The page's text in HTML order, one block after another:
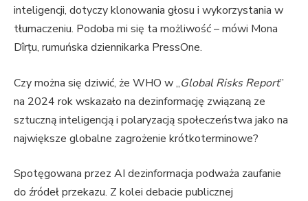
inteligencji, dotyczy klonowania głosu i wykorzystania w
tłumaczeniu. Podoba mi się ta możliwość – mówi Mona
Dîrțu, rumuńska dziennikarka PressOne.
Czy można się dziwić, że WHO w „Global Risks Report”
na 2024 rok wskazało na dezinformację związaną ze
sztuczną inteligencją i polaryzacją społeczeństwa jako na
największe globalne zagrożenie krótkoterminowe?
Spotęgowana przez AI dezinformacja podważa zaufanie
do źródeł przekazu. Z kolei debacie publicznej